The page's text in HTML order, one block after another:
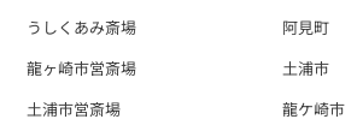
うしくあみ斎場
龍ヶ崎市営斎場
土浦市営斎場
阿見町
土浦市
龍ケ崎市